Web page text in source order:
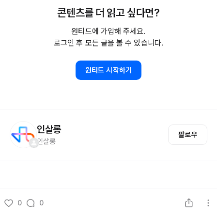
콘텐츠를 더 읽고 싶다면?
원티드에 가입해 주세요.
로그인 후 모든 글을 볼 수 있습니다.
원티드 시작하기
인살롱
인살롱
팔로우
0 0